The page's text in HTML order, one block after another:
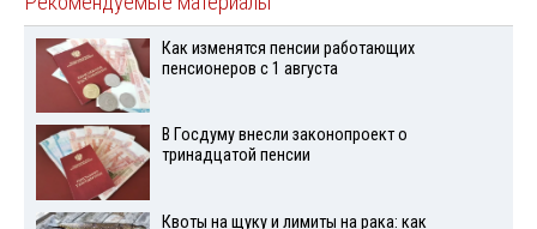
Как изменятся пенсии работающих
пенсионеров с 1 августа
В Госдуму внесли законопроект о
тринадцатой пенсии
Квоты на щуку и лимиты на рака: как